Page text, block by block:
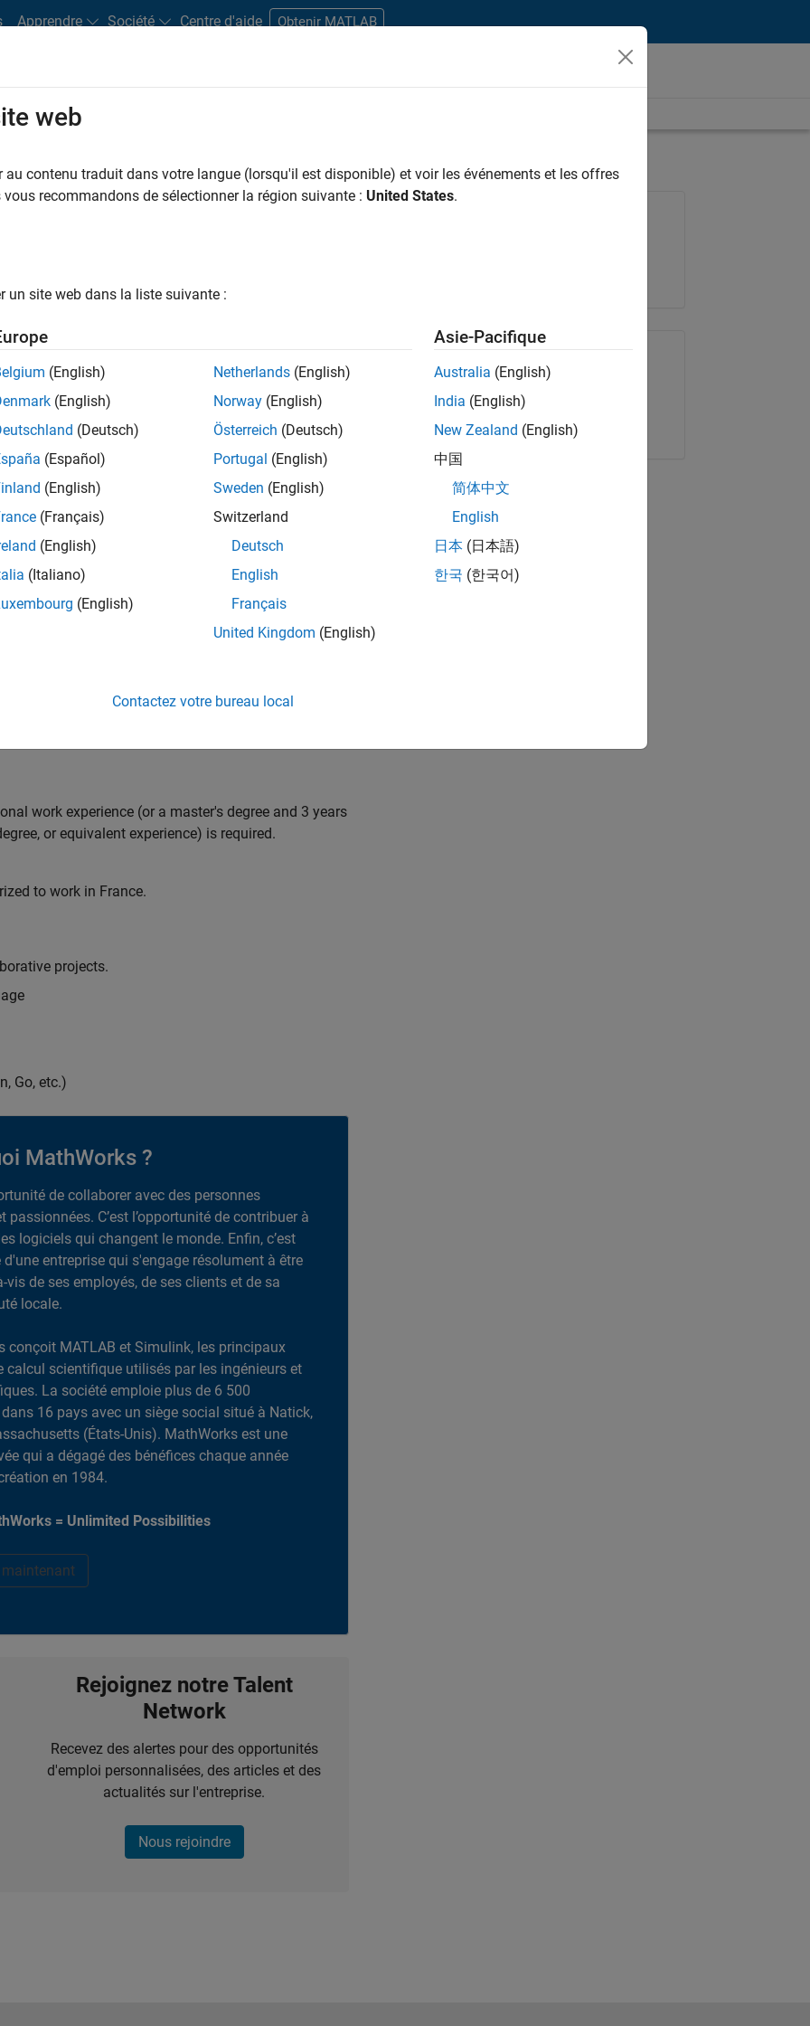
Apprendre Société Centre d'aide Obtenir MATLAB
bureaux Étudiants et carrières
Do you enjoy solving challenging problems
development to design and develop new test
suites, and conduct hands-on testing to improve
team from start to finish by influencing
and testability thereby ensuring high quality
developers throughout the design phase
automation
and effectiveness (Coverage, Code completeness)
work experience (or a master's degree and 3 years
or equivalent experience) is required.
to work in France.
projects.
Go, etc.)
MathWorks ?
de collaborer avec des personnes
passionnées. C’est l’opportunité de contribuer à
logiciels qui changent le monde. Enfin, c’est
entreprise qui s'engage résolument à être
vis de ses employés, de ses clients et de sa
locale.
conçoit MATLAB et Simulink, les principaux
calcul scientifique utilisés par les ingénieurs et
La société emploie plus de 6 500
16 pays avec un siège social situé à Natick,
(États-Unis). MathWorks est une
qui a dégagé des bénéfices chaque année
en 1984.
= Unlimited Possibilities
Rejoignez notre Talent
Network
Recevez des alertes pour des opportunités
d'emploi personnalisées, des articles et des
actualités sur l'entreprise.
Nous rejoindre
Partager le poste
Copier le lien E-mail
web
au contenu traduit dans votre langue (lorsqu'il est disponible) et voir les événements et les offres
vous recommandons de sélectionner la région suivante : United States.
un site web dans la liste suivante :
(English)
(English)
(Deutsch)
(Español)
(English)
(Français)
(English)
(Italiano)
(English)
Netherlands (English)
Norway (English)
Österreich (Deutsch)
Portugal (English)
Sweden (English)
Switzerland
Deutsch
English
Français
United Kingdom (English)
Asie-Pacifique
Australia (English)
India (English)
New Zealand (English)
中国
简体中文
English
日本 (日本語)
한국 (한국어)
Contactez votre bureau local